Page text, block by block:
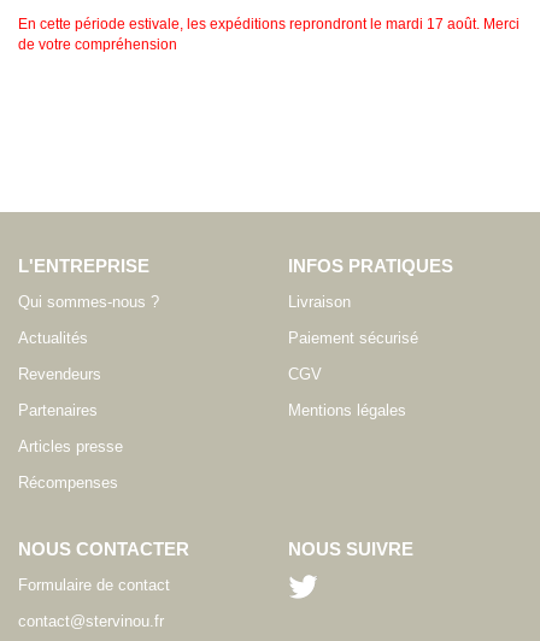
En cette période estivale, les expéditions reprondront le mardi 17 août. Merci
de votre compréhension
L'ENTREPRISE
Qui sommes-nous ?
Actualités
Revendeurs
Partenaires
Articles presse
Récompenses
INFOS PRATIQUES
Livraison
Paiement sécurisé
CGV
Mentions légales
NOUS CONTACTER
Formulaire de contact
contact@stervinou.fr
NOUS SUIVRE